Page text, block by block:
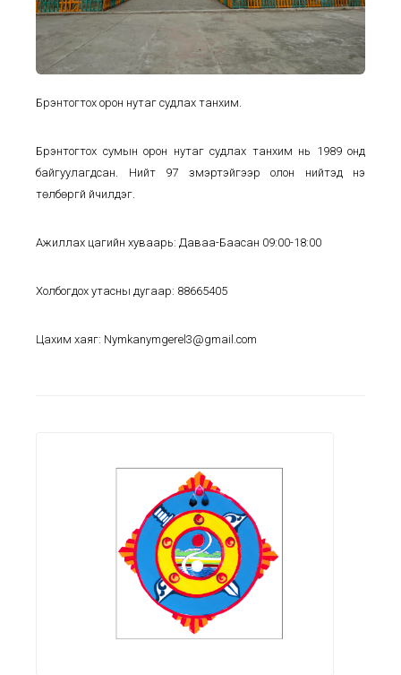
Бүрэнтогтох орон нутаг судлах танхим.
Бүрэнтогтох сумын орон нутаг судлах танхим нь 1989 онд
байгуулагдсан. Нийт 97 үзмэртэйгээр олон нийтэд үнэ
төлбөргүй үйчилдэг.
Ажиллах цагийн хуваарь: Даваа-Баасан 09:00-18:00
Холбогдох утасны дугаар: 88665405
Цахим хаяг: Nymkanymgerel3@gmail.com